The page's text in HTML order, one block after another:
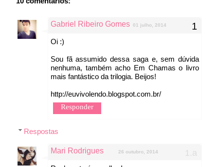
Gabriel Ribeiro Gomes 01 julho, 2014
Oi :)
Sou fã assumido dessa saga e, sem dúvida
nenhuma, também acho Em Chamas o livro
mais fantástico da trilogia. Beijos!
http://euvivolendo.blogspot.com.br/
Responder
Respostas
Mari Rodrigues 26 outubro, 2014